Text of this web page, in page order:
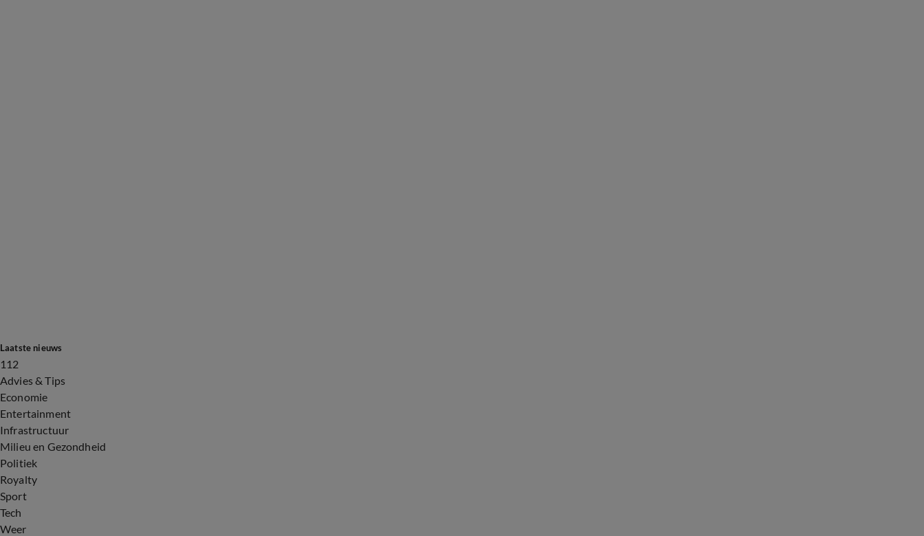
Laatste nieuws
112
Advies & Tips
Economie
Entertainment
Infrastructuur
Milieu en Gezondheid
Politiek
Royalty
Sport
Tech
Weer